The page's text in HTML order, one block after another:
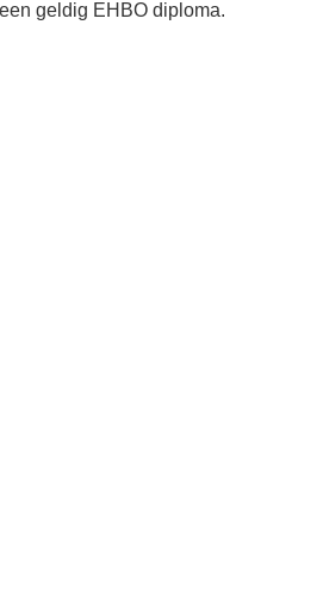
geldig EHBO diploma.